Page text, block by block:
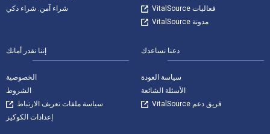
فعاليات VitalSource
مدونة VitalSource
شراء آمن. شراء ذكي
دعنا نساعدك
سياسة العودة
الأسئلة الشائعة
فريق دعم VitalSource
إننا نقدر أمانك
الخصوصية
الشروط
سياسة ملفات تعريف الارتباط
إعدادات الكوكيز